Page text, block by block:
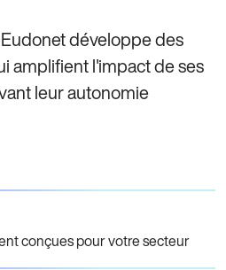
développe des
amplifient l'impact de ses
leur autonomie
conçues pour votre secteur